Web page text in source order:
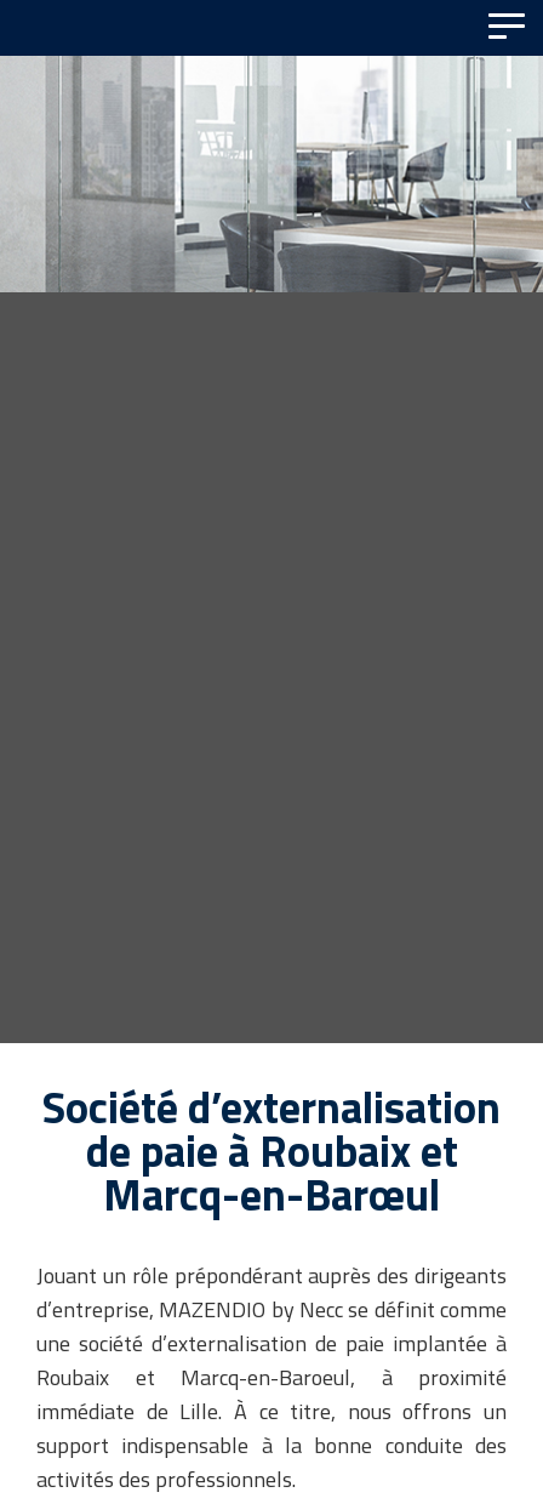
Société d’externalisation
de paie à Roubaix et
Marcq-en-Barœul
Jouant un rôle prépondérant auprès des dirigeants
d’entreprise, MAZENDIO by Necc se définit comme
une société d’externalisation de paie implantée à
Roubaix et Marcq-en-Baroeul, à proximité
immédiate de Lille. À ce titre, nous offrons un
support indispensable à la bonne conduite des
activités des professionnels.